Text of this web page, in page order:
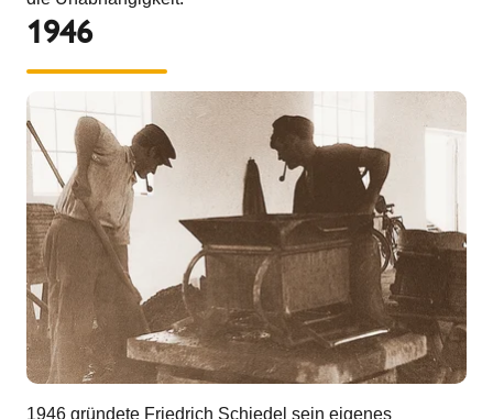
1946
1946 gründete Friedrich Schiedel sein eigenes